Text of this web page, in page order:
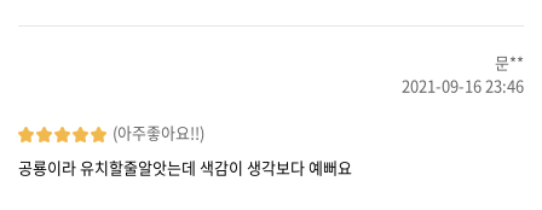
문**
2021-09-16 23:46
(아주좋아요!!)
공룡이라 유치할줄알앗는데 색감이 생각보다 예뻐요